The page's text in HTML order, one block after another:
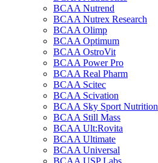
BCAA Nutrend
BCAA Nutrex Research
BCAA Olimp
BCAA Optimum
BCAA OstroVit
BCAA Power Pro
BCAA Real Pharm
BCAA Scitec
BCAA Scivation
BCAA Sky Sport Nutrition
BCAA Still Mass
BCAA Ult:Rovita
BCAA Ultimate
BCAA Universal
BCAA USP Labs